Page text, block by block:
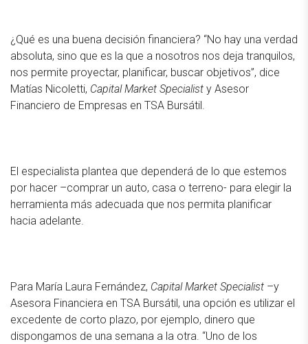
¿Qué es una buena decisión financiera? “No hay una verdad
absoluta, sino que es la que a nosotros nos deja tranquilos,
nos permite proyectar, planificar, buscar objetivos”, dice
Matías Nicoletti, Capital Market Specialist y Asesor
Financiero de Empresas en TSA Bursátil.
El especialista plantea que dependerá de lo que estemos
por hacer –comprar un auto, casa o terreno- para elegir la
herramienta más adecuada que nos permita planificar
hacia adelante.
Para María Laura Fernández, Capital Market Specialist –y
Asesora Financiera en TSA Bursátil, una opción es utilizar el
excedente de corto plazo, por ejemplo, dinero que
dispongamos de una semana a la otra. “Uno de los